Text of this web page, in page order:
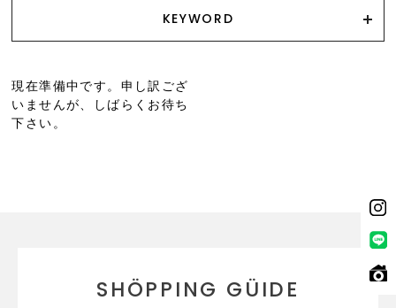
KEYWORD
現在準備中です。申し訳ござ
いませんが、しばらくお待ち
下さい。
SHÖPPING GÜIDE